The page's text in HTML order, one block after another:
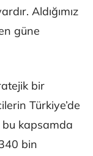
Aldığımız
güne
bir
Türkiye’de
kapsamda
bin